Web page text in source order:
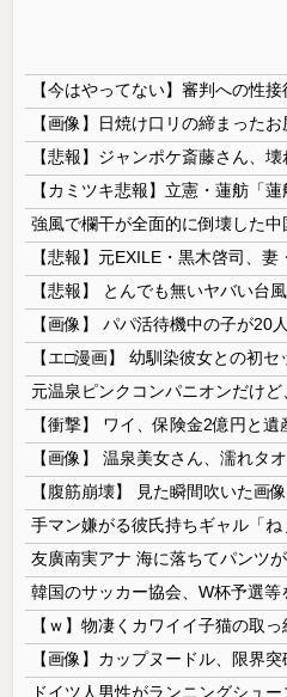
【画像】日焼け口リの締まった
【悲報】ジャンポケ斎藤さん、壊
【悲報】 とんでも無いヤバい台
元温泉ピンクコンパニオンだけど
【腹筋崩壊】 見た瞬間吹いた画
【ｗ】物凄くカワイイ子猫の取っ
【画像】カップヌードル、限界突